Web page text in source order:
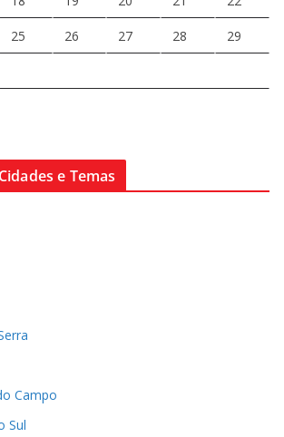
25 26 27 28 29
e Temas
Campo
Sul